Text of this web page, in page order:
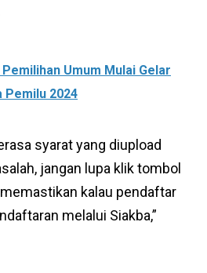
Umum Mulai Gelar
Pemilu 2024
syarat yang diupload
jangan lupa klik tombol
kalau pendaftar
melalui Siakba,”